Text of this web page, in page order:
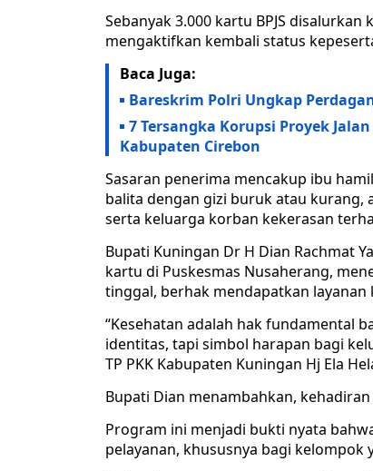
Sebanyak 3.000 kartu BPJS
mengaktifkan kembali status
Baca Juga:
Bareskrim Polri Ungkap
7 Tersangka Korupsi Proyek
Kabupaten Cirebon
Sasaran penerima mencakup ibu
balita dengan gizi buruk atau kurang,
serta keluarga korban kekerasan
Bupati Kuningan Dr H Dian Rachmat
kartu di Puskesmas Nusaherang,
tinggal, berhak mendapatkan layanan
“Kesehatan adalah hak fundamental
identitas, tapi simbol harapan bagi
TP PKK Kabupaten Kuningan Hj Ela
Bupati Dian menambahkan,
Program ini menjadi bukti nyata
pelayanan, khususnya bagi kelompok